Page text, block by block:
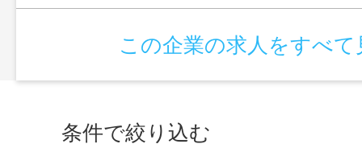
この企業の求人をすべて
条件で絞り込む